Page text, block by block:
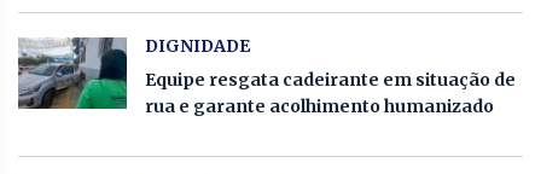
DIGNIDADE
Equipe resgata cadeirante em situação de
rua e garante acolhimento humanizado